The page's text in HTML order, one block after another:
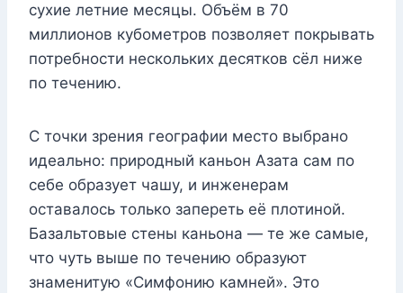
сухие летние месяцы. Объём в 70
миллионов кубометров позволяет покрывать
потребности нескольких десятков сёл ниже
по течению.
С точки зрения географии место выбрано
идеально: природный каньон Азата сам по
себе образует чашу, и инженерам
оставалось только запереть её плотиной.
Базальтовые стены каньона — те же самые,
что чуть выше по течению образуют
знаменитую «Симфонию камней». Это